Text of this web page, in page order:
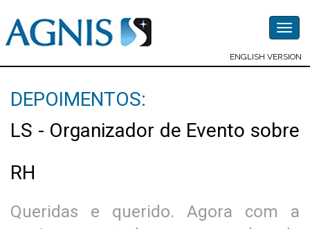
ENGLISH VERSION
DEPOIMENTOS:
LS - Organizador de Evento sobre
RH
Queridas e querido. Agora com a